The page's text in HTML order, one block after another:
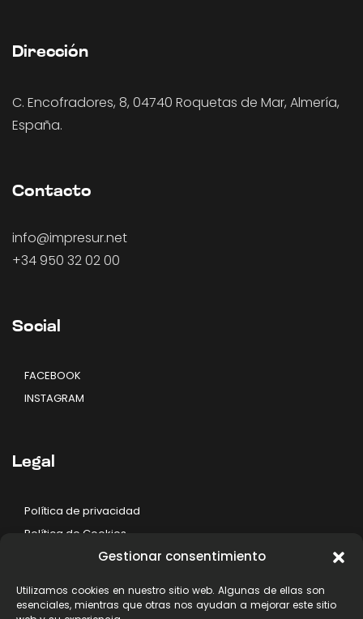
Gestionar consentimiento
Utilizamos cookies en nuestro sitio web. Algunas de ellas son
esenciales, mientras que otras nos ayudan a mejorar este sitio
Dirección
C. Encofradores, 8, 04740 Roquetas de Mar, Almería,
España.
Contacto
info@impresur.net
+34 950 32 02 00
Social
FACEBOOK
INSTAGRAM
Legal
Política de privacidad
Política de Cookies